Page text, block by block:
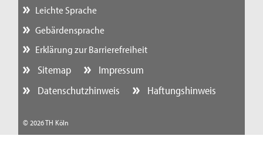
Leichte Sprache
Gebärdensprache
Erklärung zur Barrierefreiheit
Sitemap
Impressum
Datenschutzhinweis
Haftungshinweis
© 2026 TH Köln